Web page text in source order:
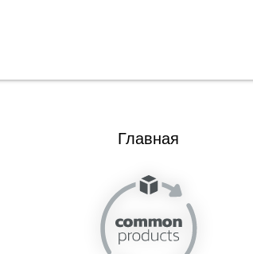
Главная